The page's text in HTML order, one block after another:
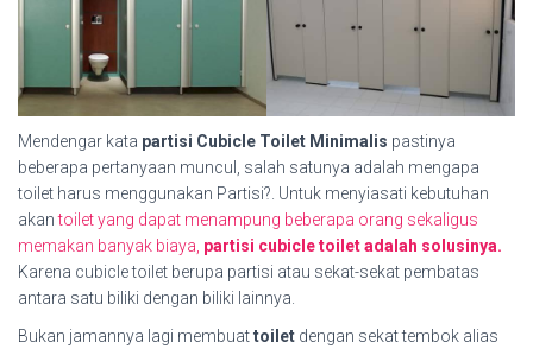
Mendengar kata partisi Cubicle Toilet Minimalis pastinya
beberapa pertanyaan muncul, salah satunya adalah mengapa
toilet harus menggunakan Partisi?. Untuk menyiasati kebutuhan
akantoilet yang dapat menampung beberapa orang sekaligus
memakan banyak biaya, partisi cubicle toilet adalah solusinya.
Karena cubicle toilet berupa partisi atau sekat-sekat pembatas
antara satu biliki dengan biliki lainnya.
Bukan jamannya lagi membuattoilet dengan sekat tembok alias